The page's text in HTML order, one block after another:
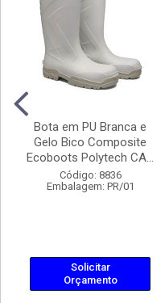
Bota em PU Branca e
Gelo Bico Composite
Ecoboots Polytech CA...
Código: 8836
Embalagem: PR/01
Solicitar
Orçamento